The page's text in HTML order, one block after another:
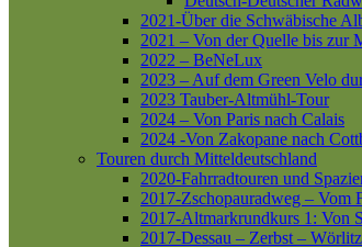
2021-Über die Schwäbische
2021 – Von der Quelle bis zur
2022 – BeNeLux
2023 – Auf dem Green Velo
2023 Tauber-Altmühl-Tour
2024 – Von Paris nach Calais
2024 -Von Zakopane nach
Touren durch Mitteldeutschland
2020-Fahrradtouren und
2017-Zschopauradweg – Vom
2017-Altmarkrundkurs 1: Von
2017-Dessau – Zerbst –